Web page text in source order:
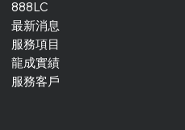
888LC
最新消息
服務項目
龍成實績
服務客戶